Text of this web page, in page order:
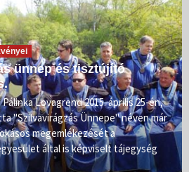
ünnep és tisztújító
Lovagrend 2015. április 25-én,
"Szilvavirágzás Ünnepe" néven már
megemlékezését a
által is képviselt tájegység